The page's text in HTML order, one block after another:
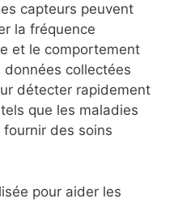
capteurs peuvent
la fréquence
et le comportement
collectées
détecter rapidement
que les maladies
des soins
pour aider les